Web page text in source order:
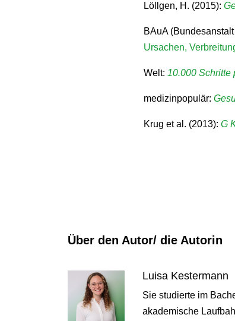
Löllgen, H. (2015):
BAuA
Ursachen,
Welt: 10.000 Schritte
medizinpopulär:
Krug et al. (2013): G
Über den Autor/ die Autorin
Luisa Kestermann
Sie studierte im
akademische